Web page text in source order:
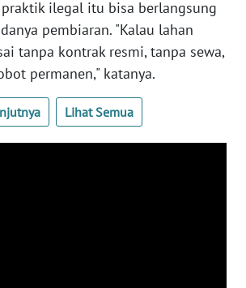
ilegal itu bisa berlangsung
pembiaran. "Kalau lahan
tanpa kontrak resmi, tanpa sewa,
permanen," katanya.
Lihat Semua